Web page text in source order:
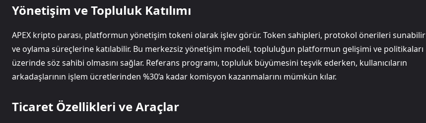
Yönetişim ve Topluluk Katılımı
APEX kripto parası, platformun yönetişim tokeni olarak işlev görür. Token sahipleri, protokol önerileri sunabilir
ve oylama süreçlerine katılabilir. Bu merkezsiz yönetişim modeli, topluluğun platformun gelişimi ve politikaları
üzerinde söz sahibi olmasını sağlar. Referans programı, topluluk büyümesini teşvik ederken, kullanıcıların
arkadaşlarının işlem ücretlerinden %30’a kadar komisyon kazanmalarını mümkün kılar.
Ticaret Özellikleri ve Araçlar